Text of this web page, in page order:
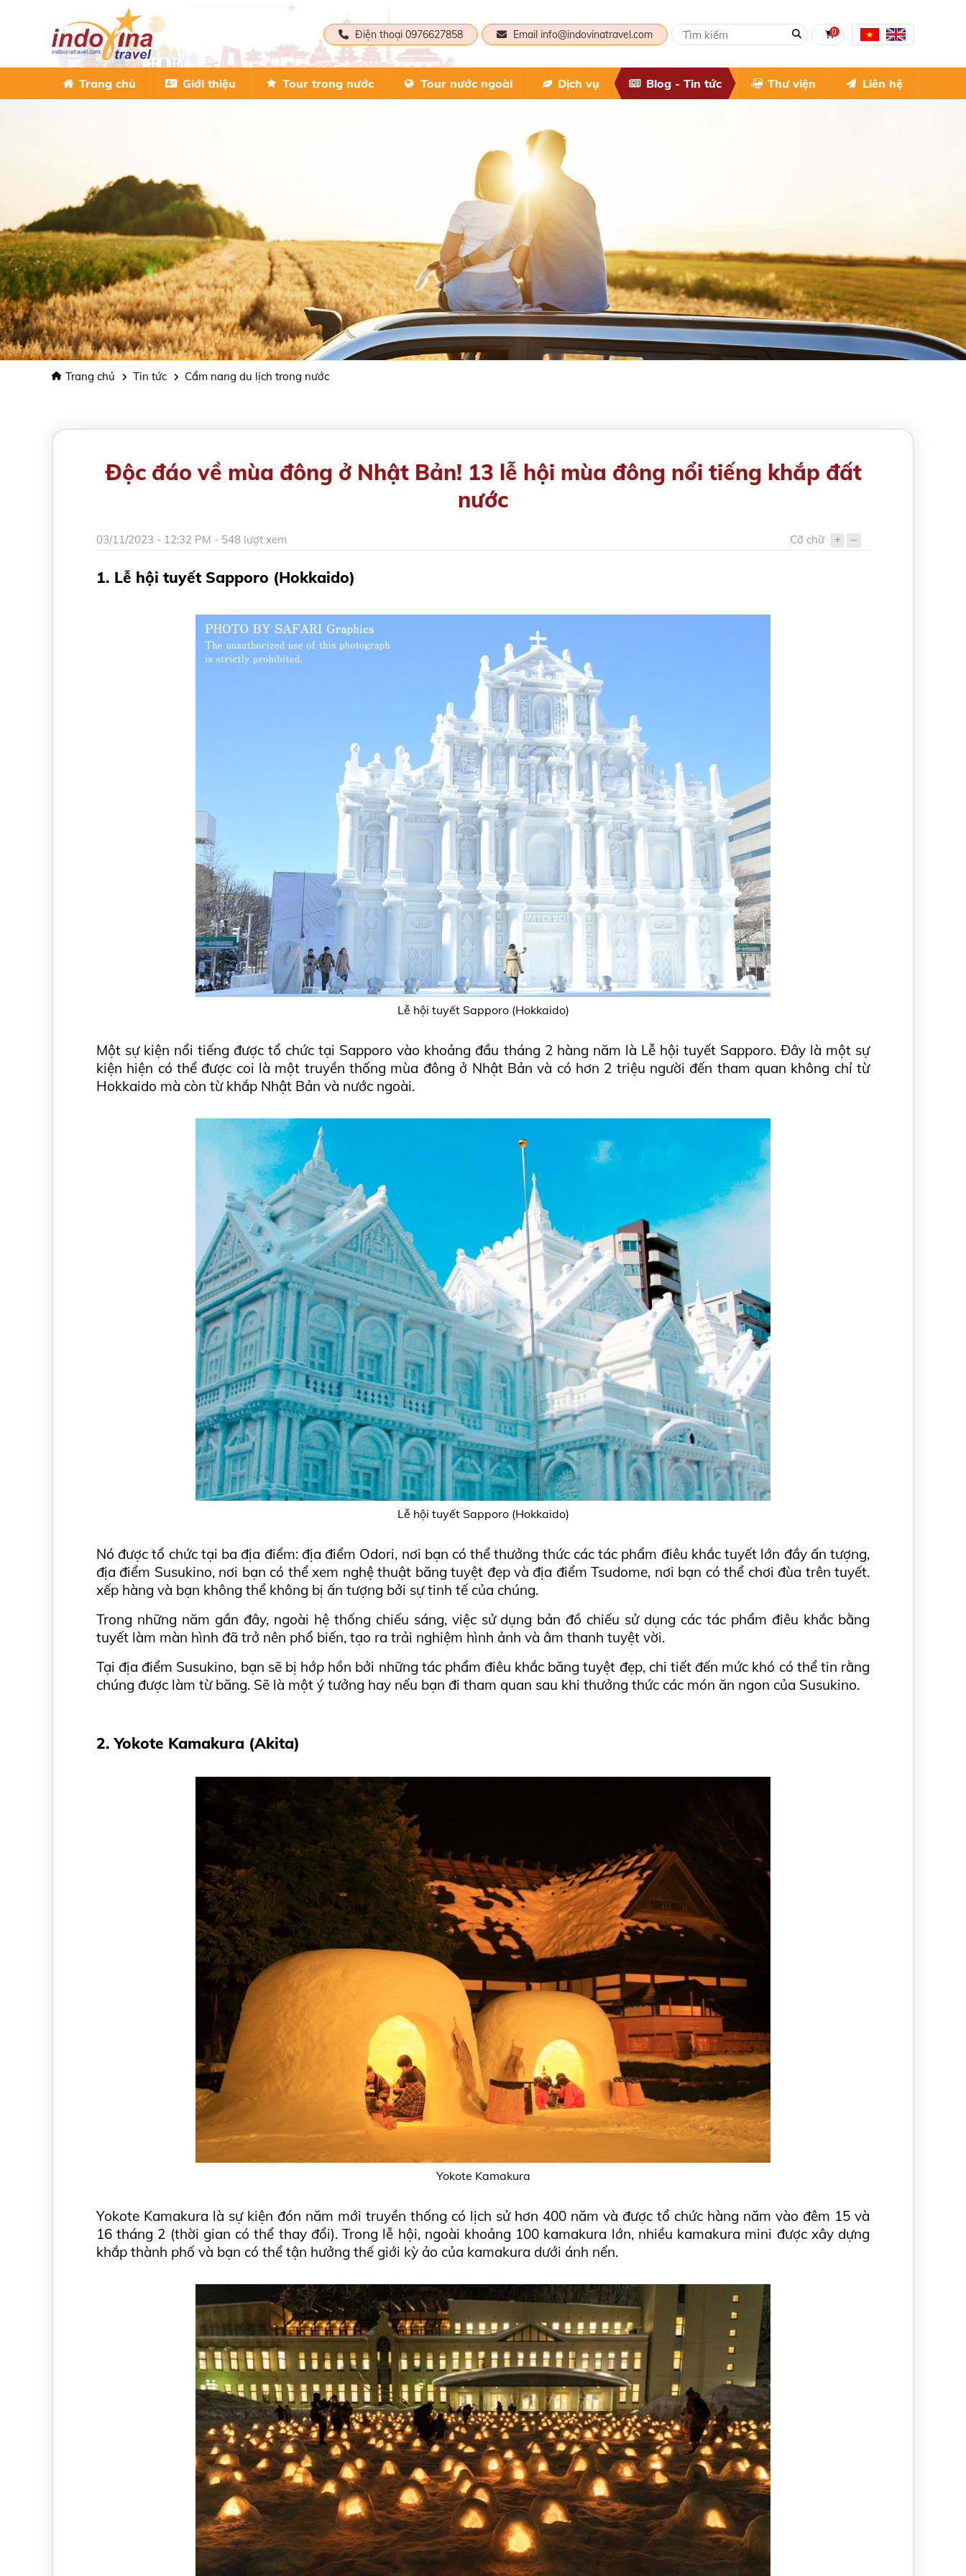
Điện thoại 0976627858 Email info@indovinatravel.com 0
Trang chủ Giới thiệu Tour trong nước Tour nước ngoài Dịch vụ Blog - Tin tức Thư viện Liên hệ
Trang chủ Tin tức Cẩm nang du lịch trong nước
Độc đáo về mùa đông ở Nhật Bản! 13 lễ hội mùa đông nổi tiếng khắp đất
nước
03/11/2023 - 12:32 PM - 548 lượt xem Cỡ chữ
1. Lễ hội tuyết Sapporo (Hokkaido)
Lễ hội tuyết Sapporo (Hokkaido)
Một sự kiện nổi tiếng được tổ chức tại Sapporo vào khoảng đầu tháng 2 hàng năm là Lễ hội tuyết Sapporo. Đây là một sự
kiện hiện có thể được coi là một truyền thống mùa đông ở Nhật Bản và có hơn 2 triệu người đến tham quan không chỉ từ
Hokkaido mà còn từ khắp Nhật Bản và nước ngoài.
Lễ hội tuyết Sapporo (Hokkaido)
Nó được tổ chức tại ba địa điểm: địa điểm Odori, nơi bạn có thể thưởng thức các tác phẩm điêu khắc tuyết lớn đầy ấn tượng,
địa điểm Susukino, nơi bạn có thể xem nghệ thuật băng tuyệt đẹp và địa điểm Tsudome, nơi bạn có thể chơi đùa trên tuyết.
xếp hàng và bạn không thể không bị ấn tượng bởi sự tinh tế của chúng.
Trong những năm gần đây, ngoài hệ thống chiếu sáng, việc sử dụng bản đồ chiếu sử dụng các tác phẩm điêu khắc bằng
tuyết làm màn hình đã trở nên phổ biến, tạo ra trải nghiệm hình ảnh và âm thanh tuyệt vời.
Tại địa điểm Susukino, bạn sẽ bị hớp hồn bởi những tác phẩm điêu khắc băng tuyệt đẹp, chi tiết đến mức khó có thể tin rằng
chúng được làm từ băng. Sẽ là một ý tưởng hay nếu bạn đi tham quan sau khi thưởng thức các món ăn ngon của Susukino.
2. Yokote Kamakura (Akita)
Yokote Kamakura
Yokote Kamakura là sự kiện đón năm mới truyền thống có lịch sử hơn 400 năm và được tổ chức hàng năm vào đêm 15 và
16 tháng 2 (thời gian có thể thay đổi). Trong lễ hội, ngoài khoảng 100 kamakura lớn, nhiều kamakura mini được xây dựng
khắp thành phố và bạn có thể tận hưởng thế giới kỳ ảo của kamakura dưới ánh nến.